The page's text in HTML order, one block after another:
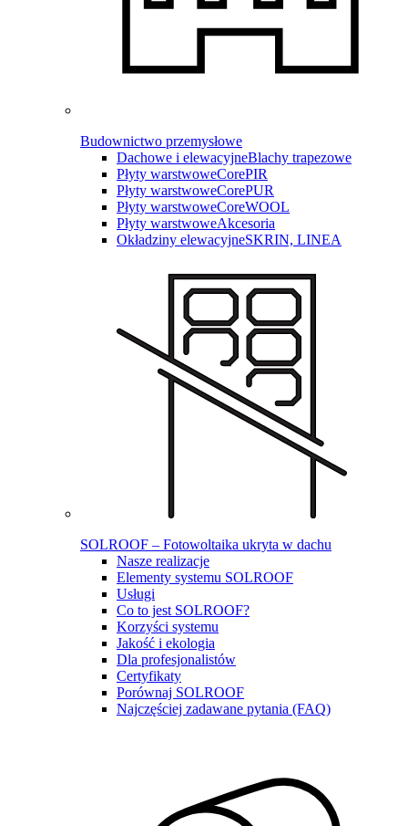
Budownictwo przemysłowe
Dachowe i elewacyjneBlachy trapezowe
Płyty warstwoweCorePIR
Płyty warstwoweCorePUR
Płyty warstwoweCoreWOOL
Płyty warstwoweAkcesoria
Okładziny elewacyjneSKRIN, LINEA
SOLROOF – Fotowoltaika ukryta w dachu
Nasze realizacje
Elementy systemu SOLROOF
Usługi
Co to jest SOLROOF?
Korzyści systemu
Jakość i ekologia
Dla profesjonalistów
Certyfikaty
Porównaj SOLROOF
Najczęściej zadawane pytania (FAQ)